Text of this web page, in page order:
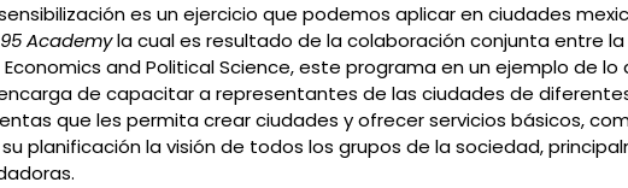
es un ejercicio que podemos aplicar en ciudades
Academyla cual es resultado de la colaboración conjunta entre la
Economics and Political Science, este programa en un ejemplo de
de capacitar a representantes de las ciudades de
que les permita crear ciudades y ofrecer servicios básicos,
planificación la visión de todos los grupos de la sociedad,